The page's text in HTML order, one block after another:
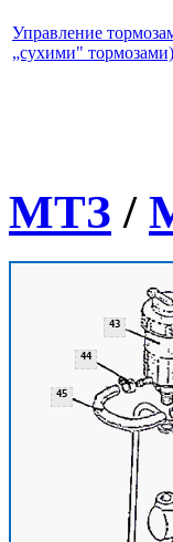
Управление
„сухими" тормозами)
МТЗ /
43
44
45